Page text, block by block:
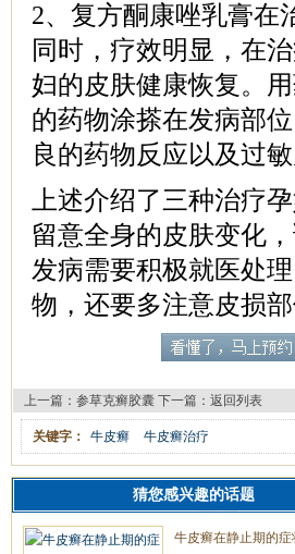
2、复方酮康唑乳膏在
同时，疗效明显，在
妇的皮肤健康恢复。
的药物涂搽在发病部
良的药物反应以及过敏
上述介绍了三种治疗
留意全身的皮肤变化
发病需要积极就医处
物，还要多注意皮损
上一篇： 参草克癣胶囊 下一篇： 返回列表
关键字： 牛皮癣 牛皮癣治疗
猜您感兴趣的话题
牛皮癣在静止期的